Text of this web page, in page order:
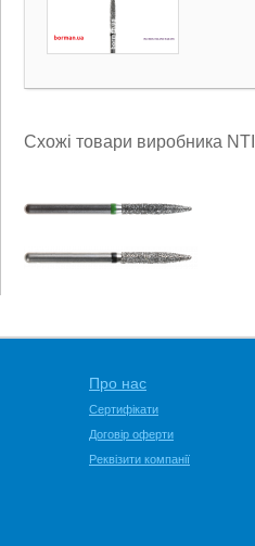
Схожі товари виробника NTI
Про нас
Сертифікати
Договір оферти
Реквізити компанії